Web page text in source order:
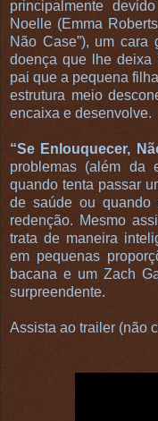
principalmente
Noelle (Emma
Não Case”), um cara
doença que lhe deixa
pai que a pequena
estrutura meio
encaixa e desenvolve.
“Se Enlouquecer,
problemas (além da
quando tenta passar
de saúde ou quando
redenção. Mesmo
trata de maneira
em pequenas
bacana e um Zach
surpreendente.
Assista ao trailer (não